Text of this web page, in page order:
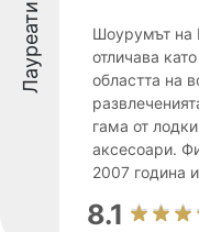
Лауреати
Шоурумът на
отличава
областта на
гама от
аксесоари.
2007 година
8.1